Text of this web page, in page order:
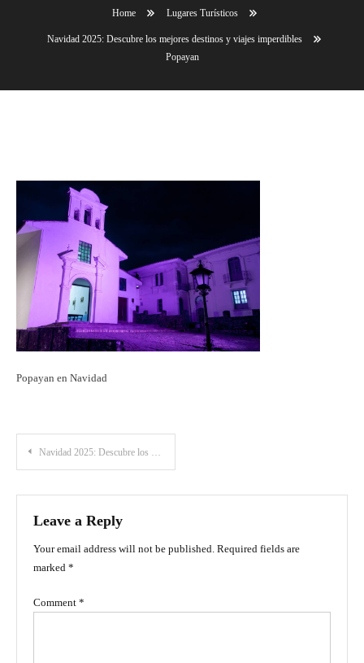
Home Lugares Turísticos
Navidad 2025: Descubre los mejores destinos y viajes imperdibles
Popayan
Popayan en Navidad
Post
navigation
Navidad 2025: Descubre los mejores destinos y viajes imperdibles
Leave a Reply
Your email address will not be published. Required fields are
marked *
Comment *